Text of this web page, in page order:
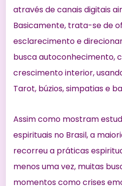
através de canais digitais
Basicamente, trata-se de
esclarecimento e
busca autoconhecimento,
crescimento interior,
Tarot, búzios, simpatias e
Assim como mostram
espirituais no Brasil, a
recorreu a práticas
menos uma vez, muitas
momentos como crises